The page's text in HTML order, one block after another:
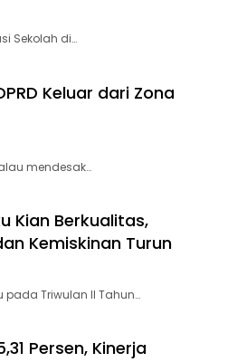
Sekolah di…
Keluar dari Zona
mendesak…
Kian Berkualitas,
Kemiskinan Turun
pada Triwulan II Tahun…
Persen, Kinerja